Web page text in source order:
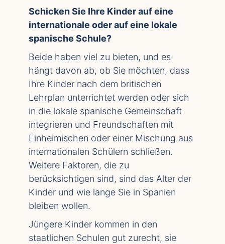
Schicken Sie Ihre Kinder auf eine
internationale oder auf eine lokale
spanische Schule?
Beide haben viel zu bieten, und es
hängt davon ab, ob Sie möchten, dass
Ihre Kinder nach dem britischen
Lehrplan unterrichtet werden oder sich
in die lokale spanische Gemeinschaft
integrieren und Freundschaften mit
Einheimischen oder einer Mischung aus
internationalen Schülern schließen.
Weitere Faktoren, die zu
berücksichtigen sind, sind das Alter der
Kinder und wie lange Sie in Spanien
bleiben wollen.
Jüngere Kinder kommen in den
staatlichen Schulen gut zurecht, sie